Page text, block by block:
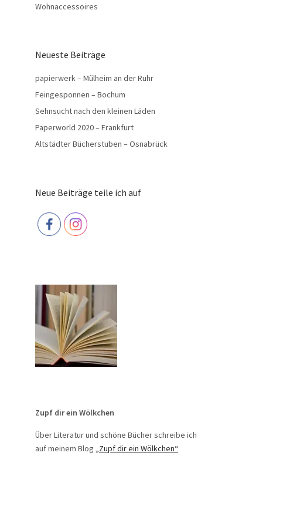
Wohnaccessoires
Neueste Beiträge
papierwerk – Mülheim an der Ruhr
Feingesponnen – Bochum
Sehnsucht nach den kleinen Läden
Paperworld 2020 – Frankfurt
Altstädter Bücherstuben – Osnabrück
Neue Beiträge teile ich auf
Zupf dir ein Wölkchen
Über Literatur und schöne Bücher schreibe ich
auf meinem Blog
„Zupf dir ein Wölkchen“